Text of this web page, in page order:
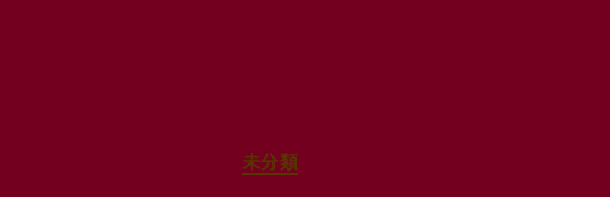
カ
テ
未分類